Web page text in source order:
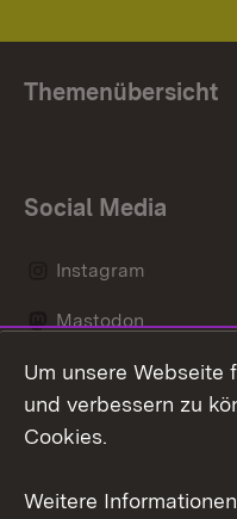
Themenübersicht
Social Media
Instagram
Mastodon
Messenger
Um unsere Webseite
und verbessern zu
Cookies.
Weitere